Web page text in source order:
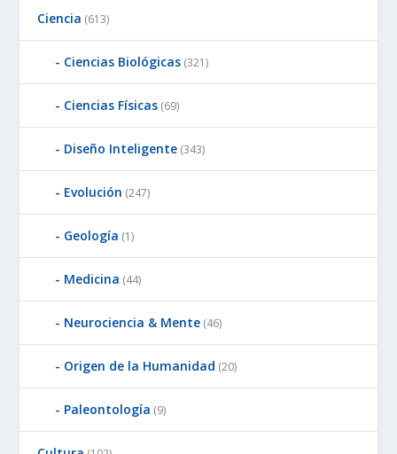
Ciencia (613)
Ciencias Biológicas (321)
Ciencias Físicas (69)
Diseño Inteligente (343)
Evolución (247)
Geología (1)
Medicina (44)
Neurociencia & Mente (46)
Origen de la Humanidad (20)
Paleontología (9)